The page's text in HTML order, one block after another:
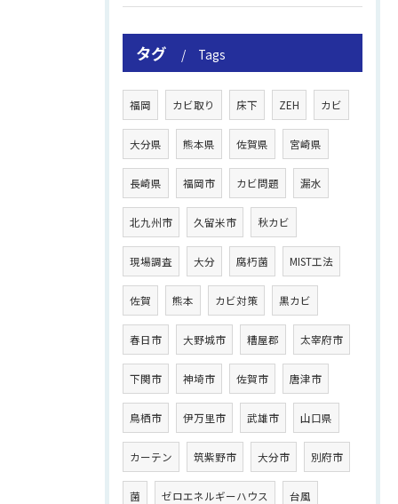
タグ Tags
福岡 カビ取り 床下 ZEH カビ
大分県 熊本県 佐賀県 宮崎県
長崎県 福岡市 カビ問題 漏水
北九州市 久留米市 秋カビ
現場調査 大分 腐朽菌 MIST工法
佐賀 熊本 カビ対策 黒カビ
春日市 大野城市 糟屋郡 太宰府市
下関市 神埼市 佐賀市 唐津市
鳥栖市 伊万里市 武雄市 山口県
カーテン 筑紫野市 大分市 別府市
菌 ゼロエネルギーハウス 台風